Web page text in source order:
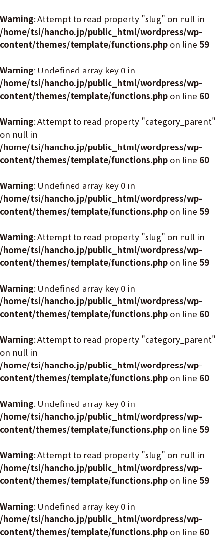
Warning: Attempt to read property "slug" on null in
/home/tsi/hancho.jp/public_html/wordpress/wp-
content/themes/template/functions.php on line 59
Warning: Undefined array key 0 in
/home/tsi/hancho.jp/public_html/wordpress/wp-
content/themes/template/functions.php on line 60
Warning: Attempt to read property "category_parent"
on null in
/home/tsi/hancho.jp/public_html/wordpress/wp-
content/themes/template/functions.php on line 60
Warning: Undefined array key 0 in
/home/tsi/hancho.jp/public_html/wordpress/wp-
content/themes/template/functions.php on line 59
Warning: Attempt to read property "slug" on null in
/home/tsi/hancho.jp/public_html/wordpress/wp-
content/themes/template/functions.php on line 59
Warning: Undefined array key 0 in
/home/tsi/hancho.jp/public_html/wordpress/wp-
content/themes/template/functions.php on line 60
Warning: Attempt to read property "category_parent"
on null in
/home/tsi/hancho.jp/public_html/wordpress/wp-
content/themes/template/functions.php on line 60
Warning: Undefined array key 0 in
/home/tsi/hancho.jp/public_html/wordpress/wp-
content/themes/template/functions.php on line 59
Warning: Attempt to read property "slug" on null in
/home/tsi/hancho.jp/public_html/wordpress/wp-
content/themes/template/functions.php on line 59
Warning: Undefined array key 0 in
/home/tsi/hancho.jp/public_html/wordpress/wp-
content/themes/template/functions.php on line 60